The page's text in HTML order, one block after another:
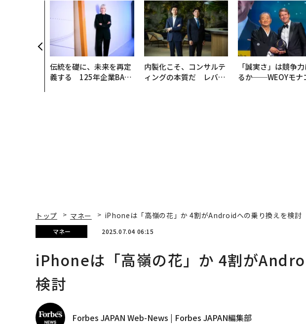
伝統を礎に、未来を再定
義する 125年企業BAT
内製化こそ、コンサルテ
ィングの本質だ レバレ
「誠実さ」は競争
るか──WEOYモナ
トップ マネー iPhoneは「高嶺の花」か 4割がAndroidへの乗り換えを検討
マネー 2025.07.04 06:15
iPhoneは「高嶺の花」か 4割が
検討
Forbes JAPAN Web-News | Forbes JAPAN編集部